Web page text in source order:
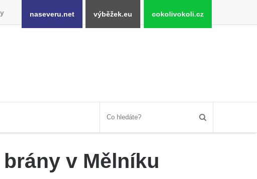
naseveru.net výběžek.eu cokolivokoli.cz
v Mělníku